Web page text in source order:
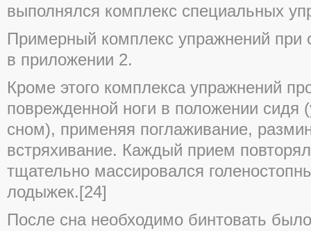
выполнялся комплекс специальных
Примерный комплекс упражнений при
в приложении 2.
Кроме этого комплекса упражнений
поврежденной ноги в положении сидя
сном), применяя поглаживание,
встряхивание. Каждый прием
тщательно массировался
лодыжек.[24]
После сна необходимо бинтовать